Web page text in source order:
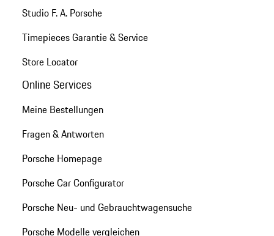
Studio F. A. Porsche
Timepieces Garantie & Service
Store Locator
Online Services
Meine Bestellungen
Fragen & Antworten
Porsche Homepage
Porsche Car Configurator
Porsche Neu- und Gebrauchtwagensuche
Porsche Modelle vergleichen